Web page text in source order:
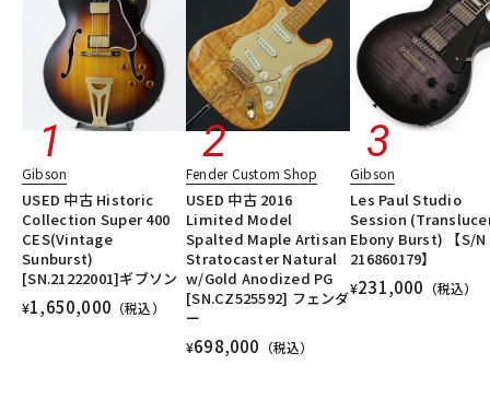
Gibson
USED 中古 Historic
Collection Super 400
CES(Vintage
Sunburst)
[SN.21222001]ギブソン
¥1,650,000 （税込）
Fender Custom Shop
USED 中古 2016
Limited Model
Spalted Maple Artisan
Stratocaster Natural
w/Gold Anodized PG
[SN.CZ525592] フェンダ
ー
¥698,000 （税込）
Gibson
Les Paul Studio
Session
Ebony Burst) 【S/N
216860179】
¥231,000 （税込）